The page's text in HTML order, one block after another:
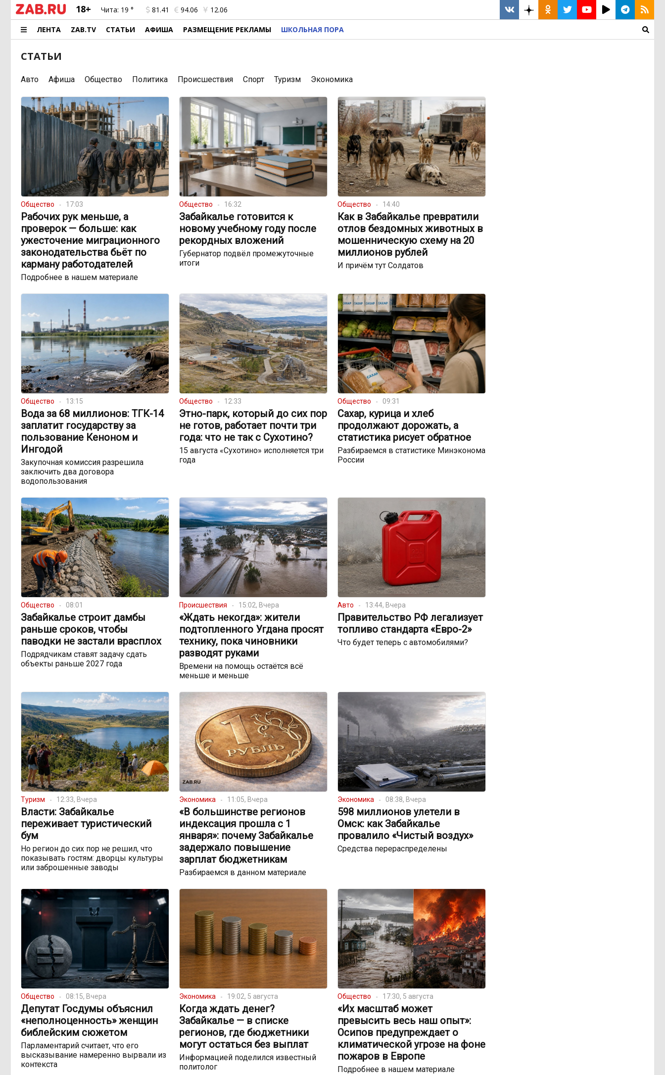
18+ Чита: 19 ° 81.41 94.06 12.06
ЛЕНТА ZAB.TV СТАТЬИ АФИША РАЗМЕЩЕНИЕ РЕКЛАМЫ ШКОЛЬНАЯ ПОРА
СТАТЬИ
Авто Афиша Общество Политика Происшествия Спорт Туризм Экономика
Общество 17:03
Рабочих рук меньше, а
проверок — больше: как
ужесточение миграционного
законодательства бьёт по
карману работодателей
Подробнее в нашем материале
Общество 16:32
Забайкалье готовится к
новому учебному году после
рекордных вложений
Губернатор подвёл промежуточные
итоги
Общество 14:40
Как в Забайкалье превратили
отлов бездомных животных в
мошенническую схему на 20
миллионов рублей
И причём тут Солдатов
Общество 13:15
Вода за 68 миллионов: ТГК-14
заплатит государству за
пользование Кеноном и
Ингодой
Закупочная комиссия разрешила
заключить два договора
водопользования
Общество 12:33
Этно-парк, который до сих пор
не готов, работает почти три
года: что не так с Сухотино?
15 августа «Сухотино» исполняется три
года
Общество 09:31
Сахар, курица и хлеб
продолжают дорожать, а
статистика рисует обратное
Разбираемся в статистике Минэконома
России
Общество 08:01
Забайкалье строит дамбы
раньше сроков, чтобы
паводки не застали врасплох
Подрядчикам ставят задачу сдать
объекты раньше 2027 года
Происшествия 15:02, Вчера
«Ждать некогда»: жители
подтопленного Угдана просят
технику, пока чиновники
разводят руками
Времени на помощь остаётся всё
меньше и меньше
Авто 13:44, Вчера
Правительство РФ легализует
топливо стандарта «Евро-2»
Что будет теперь с автомобилями?
Туризм 12:33, Вчера
Власти: Забайкалье
переживает туристический
бум
Но регион до сих пор не решил, что
показывать гостям: дворцы культуры
или заброшенные заводы
Экономика 11:05, Вчера
«В большинстве регионов
индексация прошла с 1
января»: почему Забайкалье
задержало повышение
зарплат бюджетникам
Разбираемся в данном материале
Экономика 08:38, Вчера
598 миллионов улетели в
Омск: как Забайкалье
провалило «Чистый воздух»
Средства перераспределены
Общество 08:15, Вчера
Депутат Госдумы объяснил
«неполноценность» женщин
библейским сюжетом
Парламентарий считает, что его
высказывание намеренно вырвали из
контекста
Экономика 19:02, 5 августа
Когда ждать денег?
Забайкалье — в списке
регионов, где бюджетники
могут остаться без выплат
Информацией поделился известный
политолог
Общество 17:30, 5 августа
«Их масштаб может
превысить весь наш опыт»:
Осипов предупреждает о
климатической угрозе на фоне
пожаров в Европе
Подробнее в нашем материале